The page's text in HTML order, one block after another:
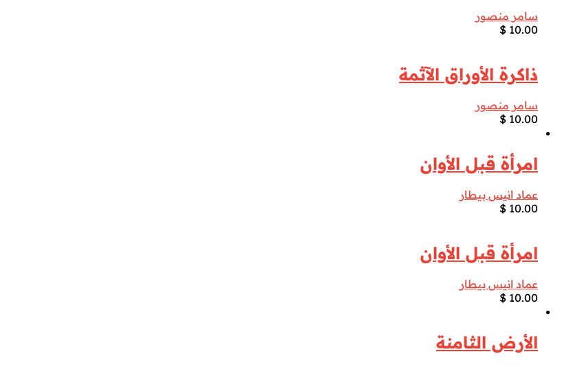
سامر منصور
$ 10.00
ذاكرة الأوراق الآثمة
سامر منصور
$ 10.00
امرأة قبل الأوان
عماد انيس بيطار
$ 10.00
امرأة قبل الأوان
عماد انيس بيطار
$ 10.00
الأرض الثامنة